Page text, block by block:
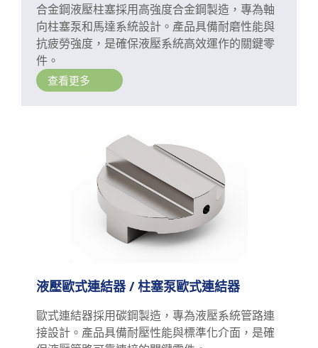
合金鋼液壓柱塞採用高強度合金鋼製造，專為軸
向柱塞泵和馬達系統設計。產品具備耐磨性能與
抗疲勞強度，是確保液壓系統高效運作的關鍵零
件。
查看更多
液壓歐式連結器 / 柱塞泵歐式連結器
歐式連結器採用碳鋼製造，專為液壓系統管路連
接設計。產品具備耐壓性能與標準化介面，是確